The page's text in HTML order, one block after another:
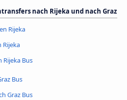
nach Rijeka und nach Graz
Rijeka
Rijeka
Rijeka Bus
Bus
Graz Bus